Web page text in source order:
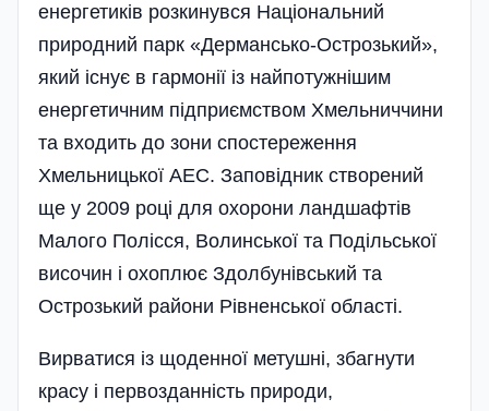
енергетиків розкинувся Національний
природний парк «Дермансько-Острозький»,
який існує в гармонії із найпотужнішим
енергетичним підприємством Хмельниччини
та входить до зони спостереження
Хмельницької АЕС. Заповідник створений
ще у 2009 році для охорони ландшафтів
Малого Полісся, Волинської та Подільської
височин і охоплює Здолбунівський та
Острозький райони Рівненської області.
Вирватися із щоденної метушні, збагнути
красу і первозданність природи,